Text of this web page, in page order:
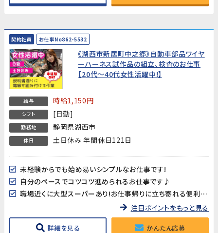
契約社員 お仕事No862-5532
《湖西市新居町中之郷》自動車部品ワイヤ
ーハーネス試作品の組立、検査のお仕事
【20代～40代女性活躍中!】
給与 時給1,150円
シフト [日勤]
勤務地 静岡県湖西市
休日 土日休み 年間休日121日
未経験からでも始め易いシンプルなお仕事です!
自分のペースでコツコツ進められるお仕事です♪
職場近くに大型スーパーあり!お仕事帰りに立ち寄れる便利な立地☆
注目ポイントをもっと見る
詳細を見る かんたん応募